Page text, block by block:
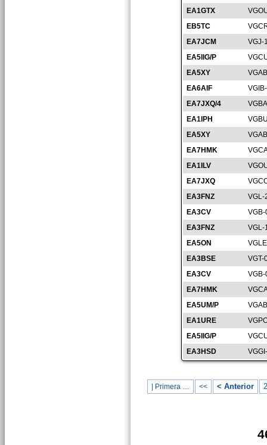
EA1GTX
EB5TC
EA7JCM
VGJ-
EA5IIG/P
EA5XY
EA6AIF
EA7JXQ/4
EA1IPH
EA5XY
EA7HMK
EA1ILV
EA7JXQ
EA3FNZ
VGL-
EA3CV
EA3FNZ
VGL-
EA5ON
EA3BSE
VGT-
EA3CV
EA7HMK
EA5UM/P
EA1URE
EA5IIG/P
EA3HSD
| Primera … << < Anterior